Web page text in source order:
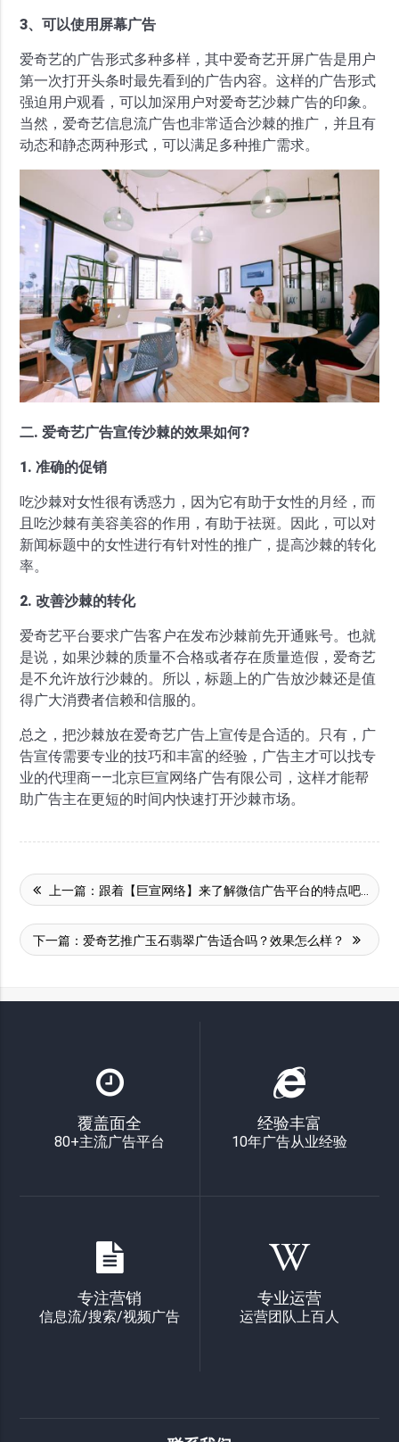
3、可以使用屏幕广告
爱奇艺的广告形式多种多样，其中爱奇艺开屏广告是用户
第一次打开头条时最先看到的广告内容。这样的广告形式
强迫用户观看，可以加深用户对爱奇艺沙棘广告的印象。
当然，爱奇艺信息流广告也非常适合沙棘的推广，并且有
动态和静态两种形式，可以满足多种推广需求。
二. 爱奇艺广告宣传沙棘的效果如何?
1. 准确的促销
吃沙棘对女性很有诱惑力，因为它有助于女性的月经，而
且吃沙棘有美容美容的作用，有助于祛斑。因此，可以对
新闻标题中的女性进行有针对性的推广，提高沙棘的转化
率。
2. 改善沙棘的转化
爱奇艺平台要求广告客户在发布沙棘前先开通账号。也就
是说，如果沙棘的质量不合格或者存在质量造假，爱奇艺
是不允许放行沙棘的。所以，标题上的广告放沙棘还是值
得广大消费者信赖和信服的。
总之，把沙棘放在爱奇艺广告上宣传是合适的。只有，广
告宣传需要专业的技巧和丰富的经验，广告主才可以找专
业的代理商——北京巨宣网络广告有限公司，这样才能帮
助广告主在更短的时间内快速打开沙棘市场。
上一篇： 跟着【巨宣网络】来了解微信广告平台的特点吧！
下一篇：爱奇艺推广玉石翡翠广告适合吗？效果怎么样？
覆盖面全
80+主流广告平台
经验丰富
10年广告从业经验
专注营销
信息流/搜索/视频广告
专业运营
运营团队上百人